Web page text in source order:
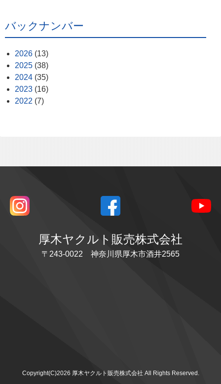
バックナンバー
2026 (13)
2025 (38)
2024 (35)
2023 (16)
2022 (7)
厚木ヤクルト販売株式会社
〒243-0022 神奈川県厚木市酒井2565
Copyright(C)2026 厚木ヤクルト販売株式会社 All Rights Reserved.